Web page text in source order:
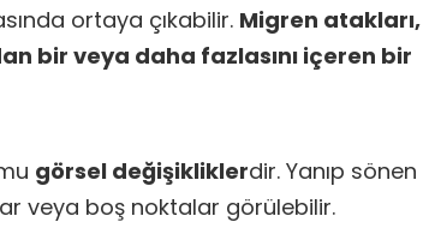
ortaya çıkabilir. Migren atakları,
bir veya daha fazlasını içeren bir
görsel değişikliklerdir. Yanıp sönen
veya boş noktalar görülebilir.